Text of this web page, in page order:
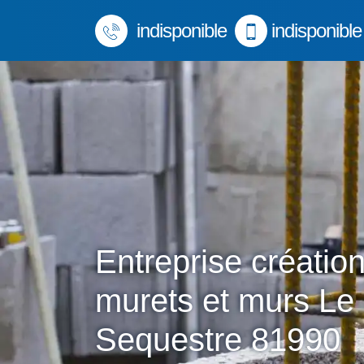
indisponible indisponible
Entreprise
murets et murs Le
Sequestre 81990